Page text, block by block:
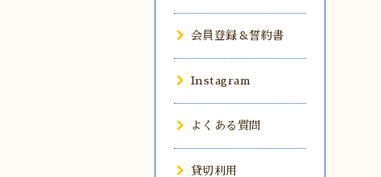
会員登録＆誓約書
Instagram
よくある質問
貸切利用